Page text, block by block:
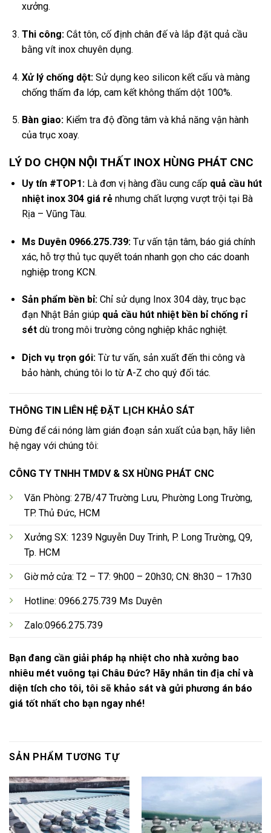
xưởng.
Thi công:Cắt tôn, cố định chân đế và lắp đặt quả cầu
bằng vít inox chuyên dụng.
Xử lý chống dột:Sử dụng keo silicon kết cấu và màng
chống thấm đa lớp, cam kết không thấm dột 100%.
Bàn giao:Kiểm tra độ đồng tâm và khả năng vận hành
của trục xoay.
LÝ DO CHỌN NỘI THẤT INOX HÙNG PHÁT CNC
Uy tín #TOP1:Là đơn vị hàng đầu cung cấp quả cầu hút
nhiệt inox 304 giá rẻnhưng chất lượng vượt trội tại Bà
Rịa – Vũng Tàu.
Ms Duyên 0966.275.739:Tư vấn tận tâm, báo giá chính
xác, hỗ trợ thủ tục quyết toán nhanh gọn cho các doanh
nghiệp trong KCN.
Sản phẩm bền bỉ:Chỉ sử dụng Inox 304 dày, trục bạc
đạn Nhật Bản giúp quả cầu hút nhiệt bền bỉ chống rỉ
sétdù trong môi trường công nghiệp khắc nghiệt.
Dịch vụ trọn gói:Từ tư vấn, sản xuất đến thi công và
bảo hành, chúng tôi lo từ A-Z cho quý đối tác.
THÔNG TIN LIÊN HỆ ĐẶT LỊCH KHẢO SÁT
Đừng để cái nóng làm gián đoạn sản xuất của bạn, hãy liên
hệ ngay với chúng tôi:
CÔNG TY TNHH TMDV & SX HÙNG PHÁT CNC
Văn Phòng: 27B/47 Trường Lưu, Phường Long Trường,
TP. Thủ Đức, HCM
Xưởng SX: 1239 Nguyễn Duy Trinh, P. Long Trường, Q9,
Tp. HCM
Giờ mở cửa: T2 – T7: 9h00 – 20h30; CN: 8h30 – 17h30
Hotline: 0966.275.739 Ms Duyên
Zalo:0966.275.739
Bạn đang cần giải pháp hạ nhiệt cho nhà xưởng bao
nhiêu mét vuông tại Châu Đức? Hãy nhắn tin địa chỉ và
diện tích cho tôi, tôi sẽ khảo sát và gửi phương án báo
giá tốt nhất cho bạn ngay nhé!
SẢN PHẨM TƯƠNG TỰ